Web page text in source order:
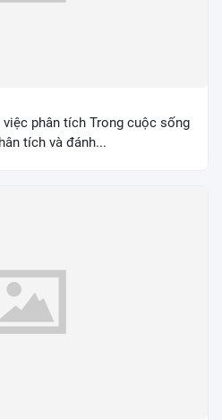
việc phân tích Trong cuộc sống
tích và đánh...